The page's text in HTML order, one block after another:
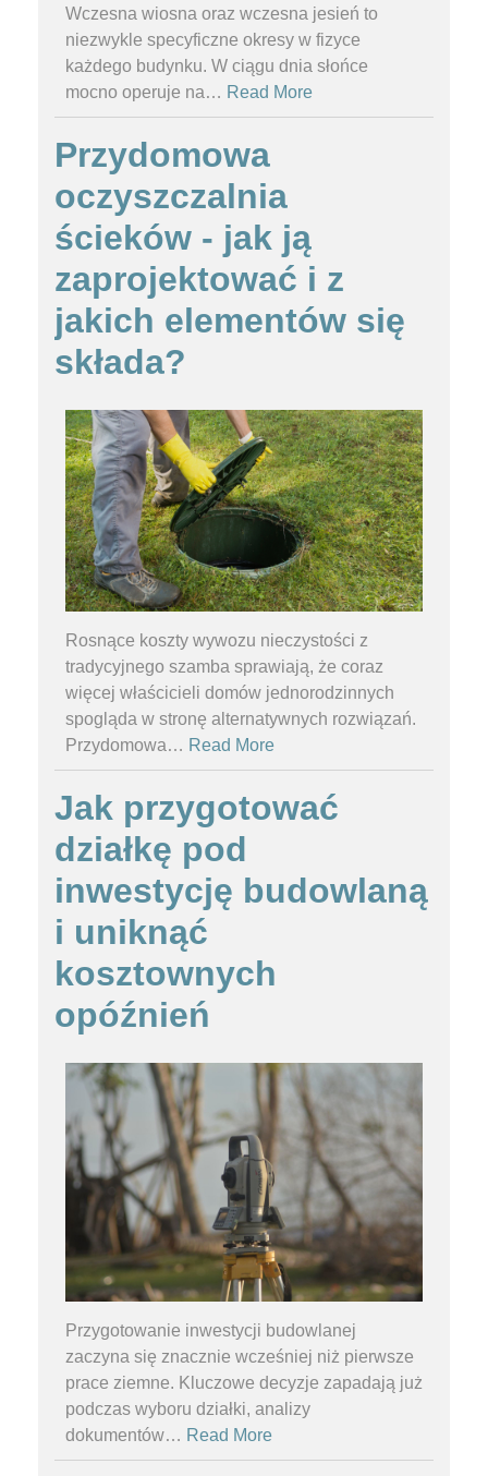
Wczesna wiosna oraz wczesna jesień to
niezwykle specyficzne okresy w fizyce
każdego budynku. W ciągu dnia słońce
mocno operuje na… Read More
Przydomowa
oczyszczalnia
ścieków - jak ją
zaprojektować i z
jakich elementów się
składa?
Rosnące koszty wywozu nieczystości z
tradycyjnego szamba sprawiają, że coraz
więcej właścicieli domów jednorodzinnych
spogląda w stronę alternatywnych rozwiązań.
Przydomowa… Read More
Jak przygotować
działkę pod
inwestycję budowlaną
i uniknąć
kosztownych
opóźnień
Przygotowanie inwestycji budowlanej
zaczyna się znacznie wcześniej niż pierwsze
prace ziemne. Kluczowe decyzje zapadają już
podczas wyboru działki, analizy
dokumentów… Read More